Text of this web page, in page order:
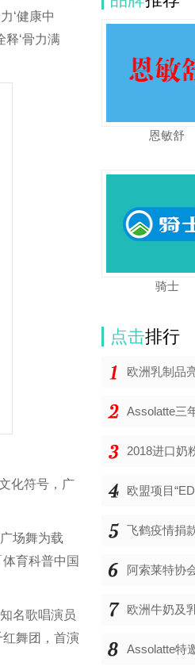
‘健康中
‘骨力满
化符号‌，广
场舞为载
育科普中国
名歌唱演员
舞团，首演
恩敏舒
骑士
点击排行
2018进口奶